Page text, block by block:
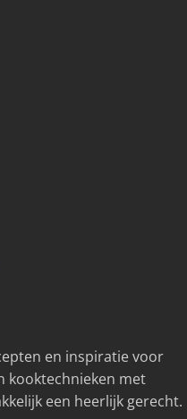
en inspiratie voor
kooktechnieken met
een heerlijk gerecht.